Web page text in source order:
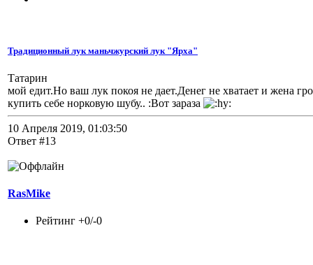
Традиционный лук маньчжурский лук "Ярха"
Татарин
мой едит.Но ваш лук покоя не дает.Денег не хватает и жена
купить себе норковую шубу.. :Вот зараза
10 Апреля 2019, 01:03:50
Ответ #13
RasMike
Рейтинг +0/-0